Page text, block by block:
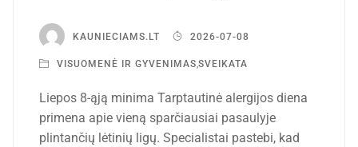
KAUNIECIAMS.LT 2026-07-08
VISUOMENĖ IR GYVENIMAS,SVEIKATA
Liepos 8-ąją minima Tarptautinė alergijos diena
primena apie vieną sparčiausiai pasaulyje
plintančių lėtinių ligų. Specialistai pastebi, kad